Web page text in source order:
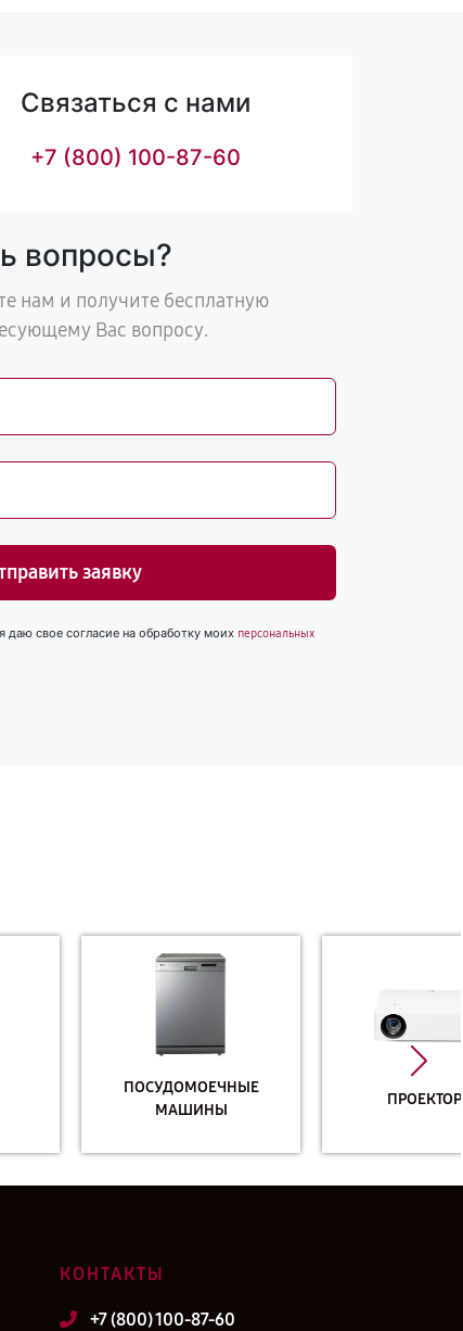
Связаться с нами
+7 (800) 100-87-60
вопросы?
нам и получите бесплатную
Вас вопросу.
заявку
даю свое согласие на обработку моих персональных
ПОСУДОМОЕЧНЫЕ
КОНТАКТЫ
+7 (800) 100-87-60